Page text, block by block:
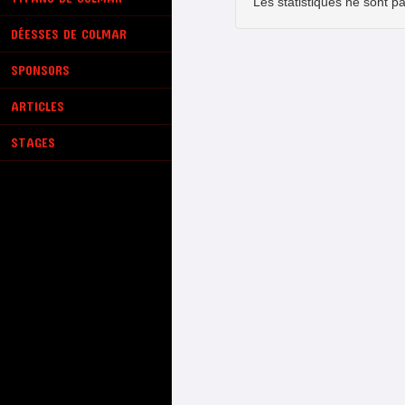
DÉESSES DE COLMAR
SPONSORS
ARTICLES
STAGES